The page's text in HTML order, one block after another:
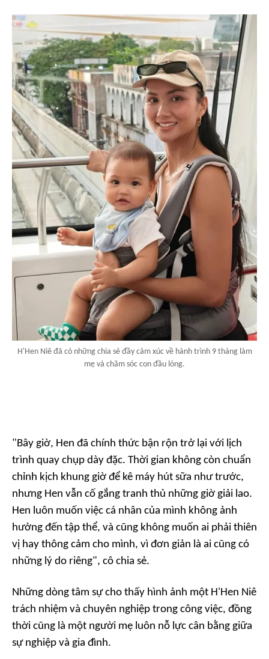
H'Hen Niê đã có những chia sẻ đầy cảm xúc về hành trình 9 tháng làm
mẹ và chăm sóc con đầu lòng.
"Bây giờ, Hen đã chính thức bận rộn trở lại với lịch
trình quay chụp dày đặc. Thời gian không còn chuẩn
chỉnh kịch khung giờ để kê máy hút sữa như trước,
nhưng Hen vẫn cố gắng tranh thủ những giờ giải lao.
Hen luôn muốn việc cá nhân của mình không ảnh
hưởng đến tập thể, và cũng không muốn ai phải thiên
vị hay thông cảm cho mình, vì đơn giản là ai cũng có
những lý do riêng", cô chia sẻ.
Những dòng tâm sự cho thấy hình ảnh một H'Hen Niê
trách nhiệm và chuyên nghiệp trong công việc, đồng
thời cũng là một người mẹ luôn nỗ lực cân bằng giữa
sự nghiệp và gia đình.